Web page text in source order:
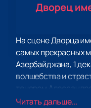
Дворец
На сцене Дворца
самых прекрасных
Азербайджана, 1
волшебства и
тенором
которое несомненно
Читать дальше...